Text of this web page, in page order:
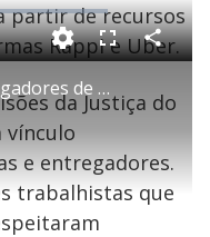
partir de recursos
Rappi e Uber.
Três em cada dez entregadores de aplicativo enfrentam insegurança alimentar, mostra pesquisa
F
l
s
c
n
C
o
a
r
a
da Justiça do
vínculo
e entregadores.
trabalhistas que